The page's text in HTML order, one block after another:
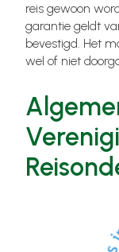
reis gewoon
garantie geldt
bevestigd. Het
wel of niet